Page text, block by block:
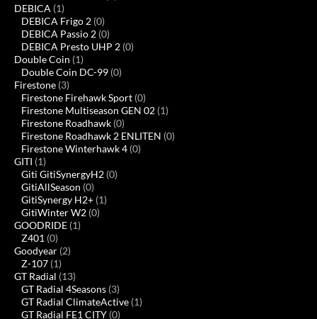
DEBICA (1)
DEBICA Frigo 2 (0)
DEBICA Passio 2 (0)
DEBICA Presto UHP 2 (0)
Double Coin (1)
Double Coin DC-99 (0)
Firestone (3)
Firestone Firehawk Sport (0)
Firestone Multiseason GEN 02 (1)
Firestone Roadhawk (0)
Firestone Roadhawk 2 ENLITEN (0)
Firestone Winterhawk 4 (0)
GITI (1)
Giti GitiSynergyH2 (0)
GitiAllSeason (0)
GitiSynergy H2+ (1)
GitiWinter W2 (0)
GOODRIDE (1)
Z401 (0)
Goodyear (2)
Z-107 (1)
GT Radial (13)
GT Radial 4Seasons (3)
GT Radial ClimateActive (1)
GT Radial FE1 CITY (0)